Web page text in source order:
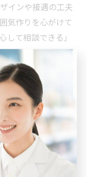
インや接遇の工夫
気作りを心がけて
して相談できる」
らえる」といった
ンドイメージの向
。今後も、安心
の成長に不可欠と